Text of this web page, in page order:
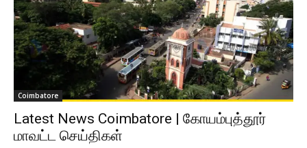
Coimbatore
Latest News Coimbatore | கோயம்புத்தூர்
மாவட்ட செய்திகள்